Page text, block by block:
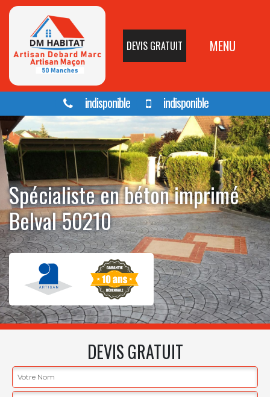
DEVIS GRATUIT MENU
indisponible indisponible
Spécialiste en béton imprimé
Belval 50210
DEVIS GRATUIT